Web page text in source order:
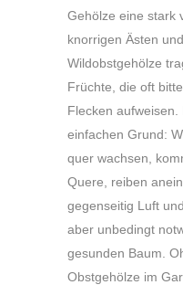
Gehölze eine stark
knorrigen Ästen
Wildobstgehölze
Früchte, die oft
Flecken aufweisen.
einfachen Grund:
quer wachsen,
Quere, reiben
gegenseitig Luft
aber unbedingt
gesunden Baum.
Obstgehölze im